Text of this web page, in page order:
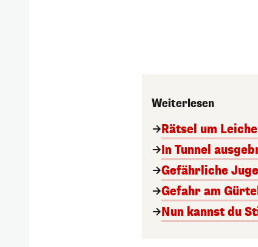
Weiterlesen
Rätsel um
In Tunnel
Gefährliche
Gefahr am
Nun kannst du